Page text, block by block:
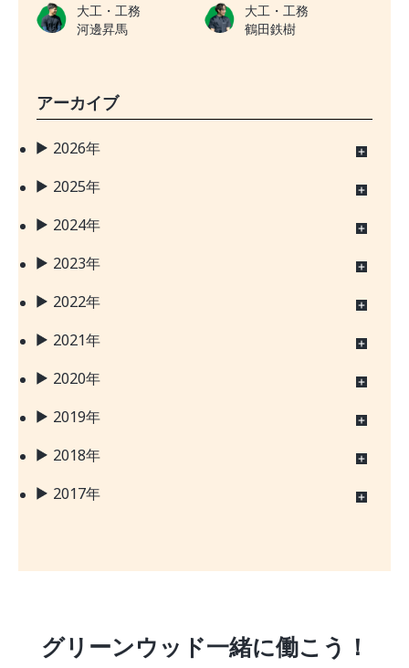
大工・工務
河邊昇馬
大工・工務
鶴田鉄樹
アーカイブ
2026年
2025年
2024年
2023年
2022年
2021年
2020年
2019年
2018年
2017年
グリーンウッド一緒に働こう！